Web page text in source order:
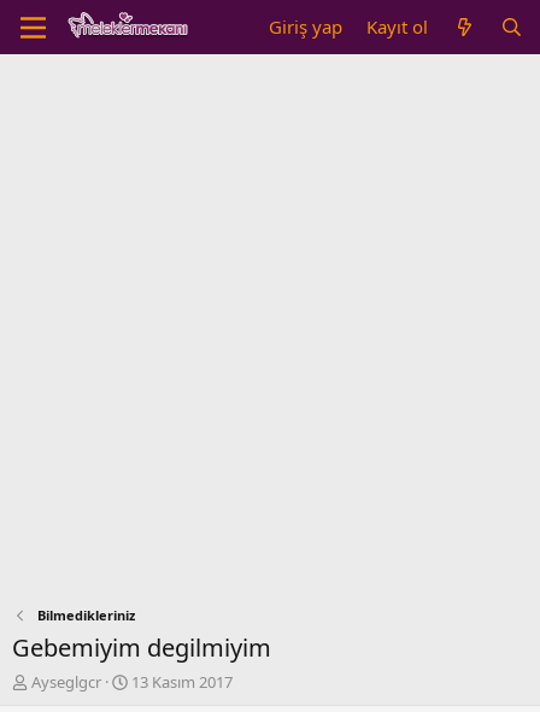
Giriş yap Kayıt ol
Bilmedikleriniz
Gebemiyim degilmiyim
K
Ayseglgcr
B13 Kasım 2017